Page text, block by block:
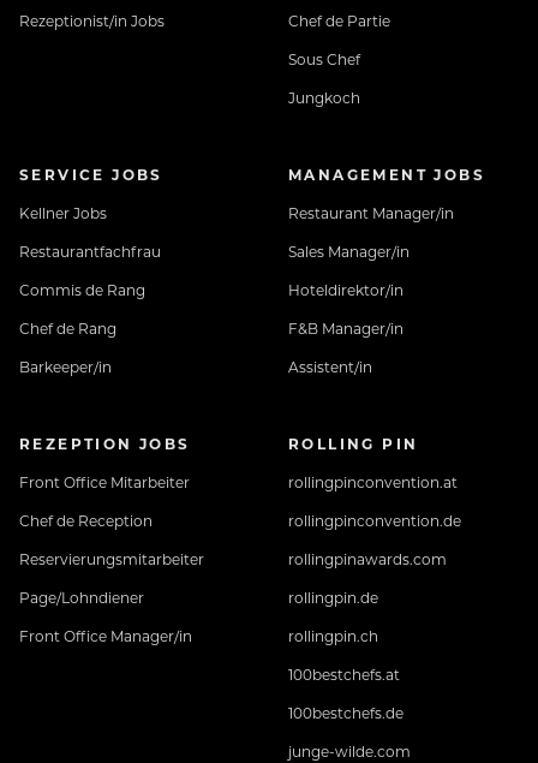
Rezeptionist/in Jobs
Chef de Partie
Sous Chef
Jungkoch
SERVICE JOBS
Kellner Jobs
Restaurantfachfrau
Commis de Rang
Chef de Rang
Barkeeper/in
MANAGEMENT JOBS
Restaurant Manager/in
Sales Manager/in
Hoteldirektor/in
F&B Manager/in
Assistent/in
REZEPTION JOBS
Front Office Mitarbeiter
Chef de Reception
Reservierungsmitarbeiter
Page/Lohndiener
Front Office Manager/in
ROLLING PIN
rollingpinconvention.at
rollingpinconvention.de
rollingpinawards.com
rollingpin.de
rollingpin.ch
100bestchefs.at
100bestchefs.de
junge-wilde.com